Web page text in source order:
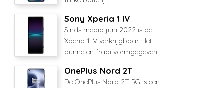
Sony Xperia 1 IV
Sinds medio juni 2022 is de
Xperia 1 IV verkrijgbaar. Het
dunne en fraai vormgegeven ...
OnePlus Nord 2T
De OnePlus Nord 2T 5G is een